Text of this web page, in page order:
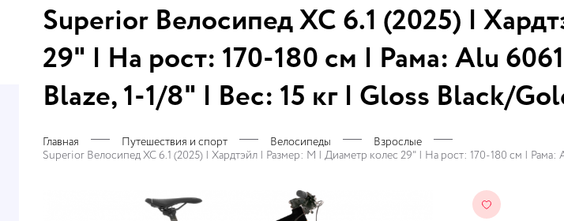
Superior Велосипед XC 6.1 (2025) |
29" | На рост: 170-180 см | Рама: Alu
Blaze, 1-1/8" | Вес: 15 кг | Gloss Black/
Главная Путешествия и спорт Велосипеды
Взрослые
Superior Велосипед XC 6.1 (2025) | Хардтэйл | Размер: M | Диаметр колес 29" | На рост: 170-180 см |